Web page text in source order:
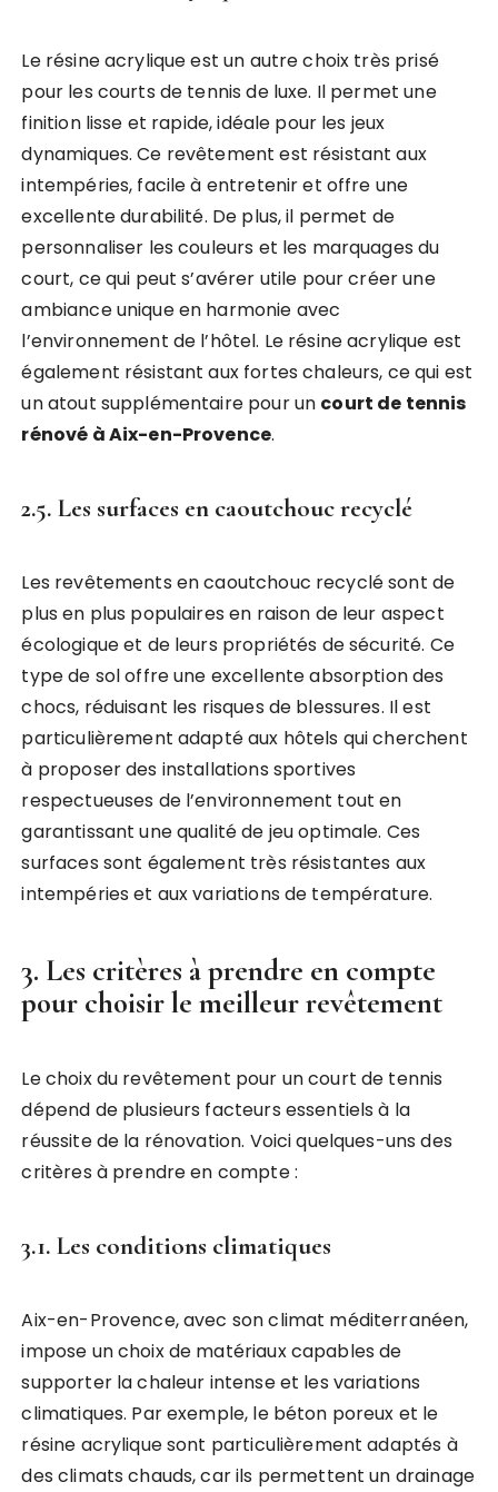
Le résine acrylique est un autre choix très prisé
pour les courts de tennis de luxe. Il permet une
finition lisse et rapide, idéale pour les jeux
dynamiques. Ce revêtement est résistant aux
intempéries, facile à entretenir et offre une
excellente durabilité. De plus, il permet de
personnaliser les couleurs et les marquages du
court, ce qui peut s’avérer utile pour créer une
ambiance unique en harmonie avec
l’environnement de l’hôtel. Le résine acrylique est
également résistant aux fortes chaleurs, ce qui est
un atout supplémentaire pour un court de tennis
rénové à Aix-en-Provence.
2.5. Les surfaces en caoutchouc recyclé
Les revêtements en caoutchouc recyclé sont de
plus en plus populaires en raison de leur aspect
écologique et de leurs propriétés de sécurité. Ce
type de sol offre une excellente absorption des
chocs, réduisant les risques de blessures. Il est
particulièrement adapté aux hôtels qui cherchent
à proposer des installations sportives
respectueuses de l’environnement tout en
garantissant une qualité de jeu optimale. Ces
surfaces sont également très résistantes aux
intempéries et aux variations de température.
3. Les critères à prendre en compte
pour choisir le meilleur revêtement
Le choix du revêtement pour un court de tennis
dépend de plusieurs facteurs essentiels à la
réussite de la rénovation. Voici quelques-uns des
critères à prendre en compte :
3.1. Les conditions climatiques
Aix-en-Provence, avec son climat méditerranéen,
impose un choix de matériaux capables de
supporter la chaleur intense et les variations
climatiques. Par exemple, le béton poreux et le
résine acrylique sont particulièrement adaptés à
des climats chauds, car ils permettent un drainage